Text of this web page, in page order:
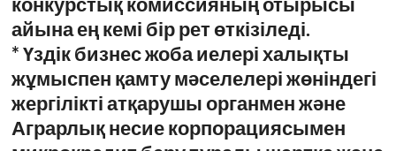
айына ең кемі бір рет өткізіледі.
* Үздік бизнес жоба иелері халықты
жұмыспен қамту мәселелері жөніндегі
жергілікті атқарушы органмен және
Аграрлық несие корпорациясымен